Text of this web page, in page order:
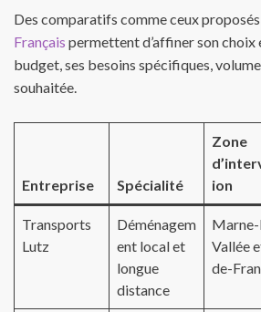
Des comparatifs comme ceux
Français permettent d’affiner son choix
budget, ses besoins spécifiques,
souhaitée.
Entreprise Spécialité
Zone
ion
Transports
Lutz
Déménagem
ent local et
longue
distance
Vallée
de-